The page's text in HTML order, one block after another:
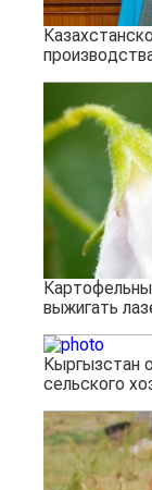
выжигать
Кыргызстан
сельского